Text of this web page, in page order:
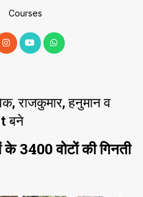
Courses
राजकुमार, हनुमान व
बने
3400 वोटों की गिनती